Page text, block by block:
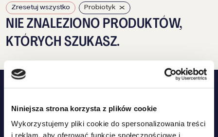
Niniejsza strona korzysta z plików cookie
Wykorzystujemy pliki cookie do spersonalizowania treści
Zresetuj wszystko Probiotyk ×
NIE ZNALEZIONO PRODUKTÓW,
KTÓRYCH SZUKASZ.